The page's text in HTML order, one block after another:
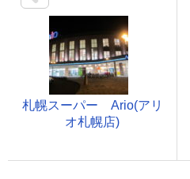
札幌スーパー Ario(アリ
オ札幌店)